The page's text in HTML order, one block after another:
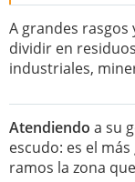
A grandes rasgos
dividir en
industriales,
Atendiendo a su
escudo: es el
ramos la zona